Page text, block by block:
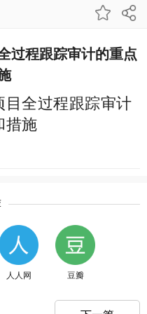
过程跟踪审计的重点
全过程跟踪审计
措施
人人网 豆瓣